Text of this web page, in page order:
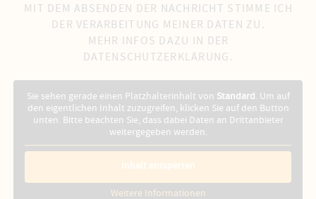
MIT DEM ABSENDEN DER NACHRICHT STIMME ICH
DER VERARBEITUNG MEINER DATEN ZU.
MEHR INFOS DAZU IN DER
DATENSCHUTZERKLÄRUNG.
Sie sehen gerade einen Platzhalterinhalt von Standard. Um auf
den eigentlichen Inhalt zuzugreifen, klicken Sie auf den Button
unten. Bitte beachten Sie, dass dabei Daten an Drittanbieter
weitergegeben werden.
Inhalt entsperren
Weitere Informationen